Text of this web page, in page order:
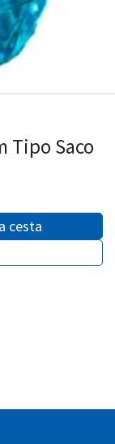
Tipo Saco
cesta